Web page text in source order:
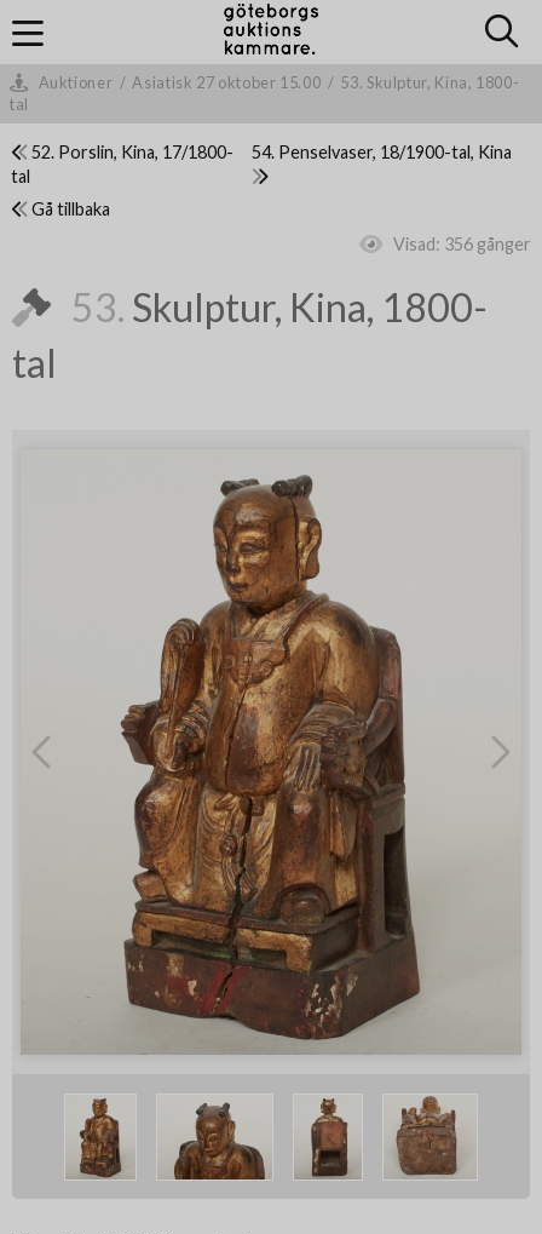
Auktioner / Asiatisk 27 oktober 15.00 / 53. Skulptur, Kina, 1800-
tal
52. Porslin, Kina, 17/1800-
tal
54. Penselvaser, 18/1900-tal, Kina
Gå tillbaka
Visad: 356 gånger
53. Skulptur, Kina, 1800-
tal